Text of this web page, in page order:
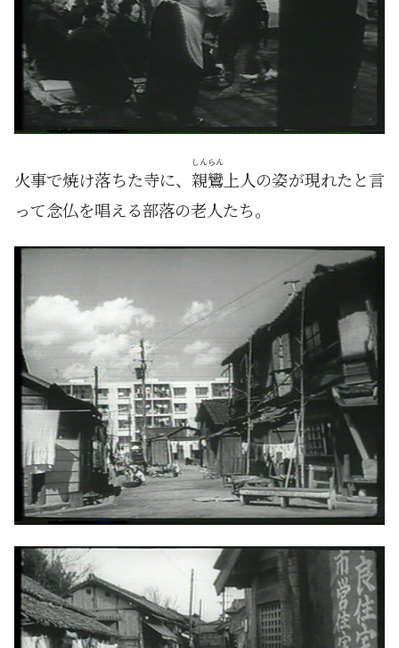
火事で焼け落ちた寺に、 親鸞
しんらん
上人の姿が現れたと言
って念仏を唱える部落の老人たち。